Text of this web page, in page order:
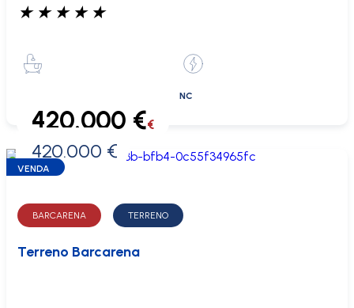
★ ★ ★ ★ ★
NC
0 €
420.000 €€
420.000 €
VENDA
BARCARENA TERRENO
Terreno Barcarena